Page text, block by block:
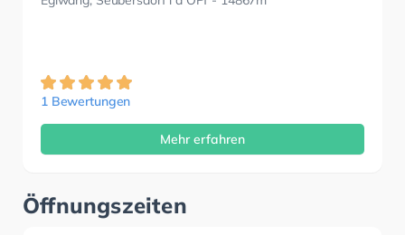
1 Bewertungen
Mehr erfahren
Öffnungszeiten